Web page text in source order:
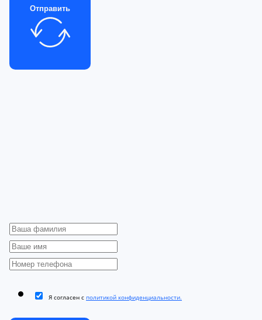
Отправить
Я согласен с политикой конфиденциальности.